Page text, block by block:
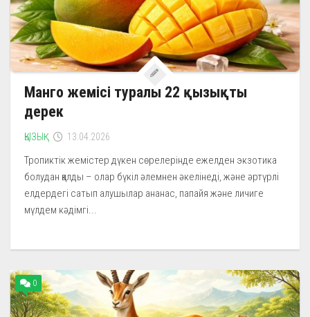
Манго жемісі туралы 22 қызықты
дерек
ҚЫЗЫҚ 13.04.2026
Тропиктік жемістер дүкен сөрелерінде ежелден экзотика
болудан қалды – олар бүкіл әлемнен әкелінеді, және әртүрлі
елдердегі сатып алушылар ананас, папайя және личиге
мүлдем кәдімгі...
0